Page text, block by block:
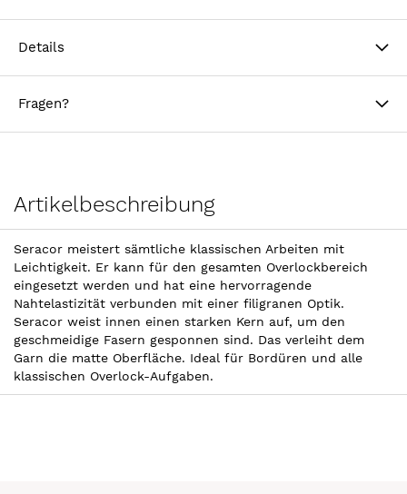
Details
Fragen?
Artikelbeschreibung
Seracor meistert sämtliche klassischen Arbeiten mit
Leichtigkeit. Er kann für den gesamten Overlockbereich
eingesetzt werden und hat eine hervorragende
Nahtelastizität verbunden mit einer filigranen Optik.
Seracor weist innen einen starken Kern auf, um den
geschmeidige Fasern gesponnen sind. Das verleiht dem
Garn die matte Oberfläche. Ideal für Bordüren und alle
klassischen Overlock-Aufgaben.